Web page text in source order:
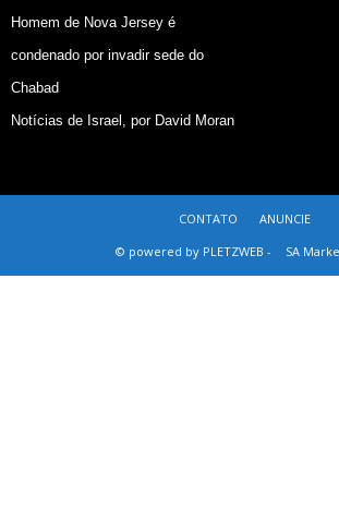
Homem de Nova Jersey é
condenado por invadir sede do
Chabad
Notícias de Israel, por David Moran
CONTATO
ANUNCIE
© powered by PLETZWEB -
SA